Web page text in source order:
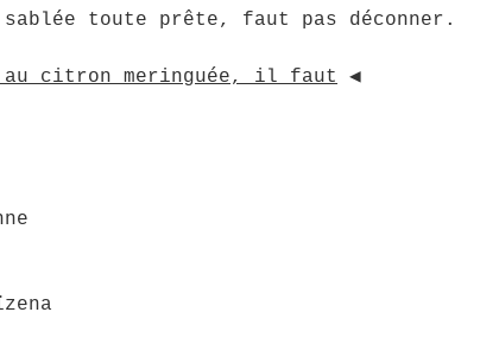
toute prête, faut pas déconner.
au citron meringuée, il faut ◀︎